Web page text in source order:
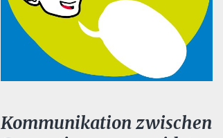
Kommunikation zwischen